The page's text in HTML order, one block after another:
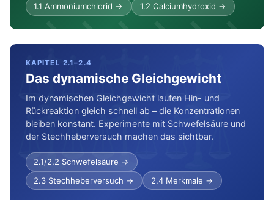
⇌⇌⇌⇌⇌⇌
⇌⇌⇌⇌⇌⇌
⇌⇌⇌⇌⇌⇌
1.1 Ammoniumchlorid → 1.2 Calciumhydroxid →
⚖⚖⚖
⚖⚖⚖
KAPITEL 2.1–2.4
Das dynamische Gleichgewicht
Im dynamischen Gleichgewicht laufen Hin- und
Rückreaktion gleich schnell ab – die Konzentrationen
bleiben konstant. Experimente mit Schwefelsäure und
der Stechheberversuch machen das sichtbar.
2.1/2.2 Schwefelsäure →
2.3 Stechheberversuch →
2.4 Merkmale →